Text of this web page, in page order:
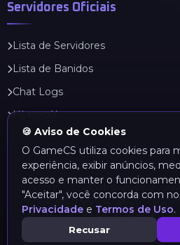
Servidores Oficiais
Lista de Servidores
Lista de Banidos
Chat Logs
HLstatsX
Distribuído por
GameCS © 2022 - 2026 - Todos
Desenvolvido por
🍪 Aviso de Cookies
O GameCS utiliza cookies para
experiência, exibir anúncios,
acesso e manter o
"Aceitar", você concorda com
Privacidade e Termos de Uso.
Recusar